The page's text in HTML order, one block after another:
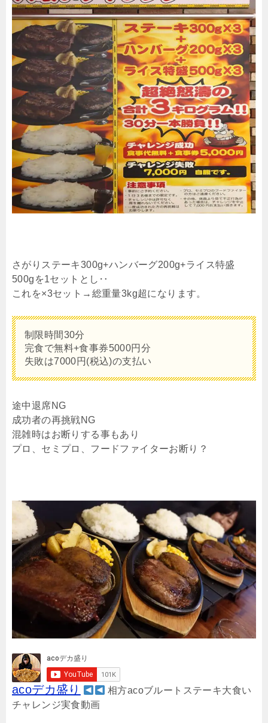
さがりステーキ300g+ハンバーグ200g+ライス特盛
500gを1セットとし‥
これを×3セット→総重量3kg超になります。
制限時間30分
完食で無料+食事券5000円分
失敗は7000円(税込)の支払い
途中退席NG
成功者の再挑戦NG
混雑時はお断りする事もあり
プロ、セミプロ、フードファイターお断り？
acoデカ盛り
相方acoブルートステーキ大食い
チャレンジ実食動画